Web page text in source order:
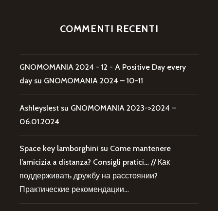
COMMENTI RECENTI
GNOMOMANIA 2024 - 12 - A Positive Day every
day su GNOMOMANIA 2024 – 10-11
Ashleyslest su GNOMOMANIA 2023->2024 –
06.01.2024
Space key lamborghini su Come mantenere
l’amicizia a distanza? Consigli pratici… // Как
поддерживать дружбу на расстоянии?
Практические рекомендации…